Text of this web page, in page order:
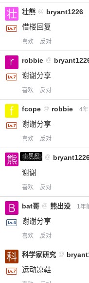
壮熊 @ bryant1226
借楼回复
喜欢 反对
robbie @
谢谢分享
喜欢 反对
fcope @ robbie 4
谢谢分享
喜欢 反对
小黑屋
熊出没 @
谢谢
喜欢 反对
bat哥 @ 熊出没 1年
谢谢分享
喜欢 反对
科学家研究 @
运动凉鞋